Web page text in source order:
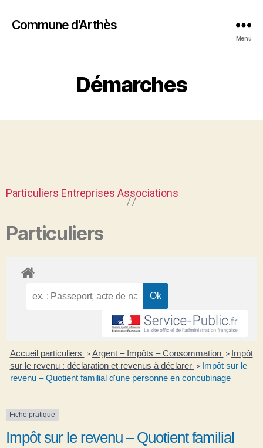
Commune d'Arthès
Menu
Démarches
Particuliers Entreprises Associations
Particuliers
Accueil particuliers > Argent – Impôts – Consommation > Impôt
sur le revenu : déclaration et revenus à déclarer > Impôt sur le
revenu – Quotient familial d'une personne en concubinage
Fiche pratique
Impôt sur le revenu – Quotient familial